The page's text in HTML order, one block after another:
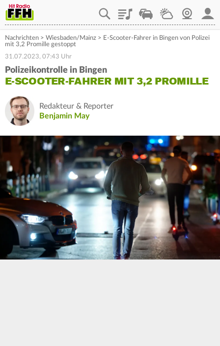
PlaylistStaupilotWetterWebcam
Nachrichten > Wiesbaden/Mainz > E-Scooter-Fahrer in Bingen von Polizei
mit 3,2 Promille gestoppt
31.07.2023, 07:43 Uhr
Polizeikontrolle in Bingen
E-SCOOTER-FAHRER MIT 3,2 PROMILLE
Redakteur & Reporter
Benjamin May